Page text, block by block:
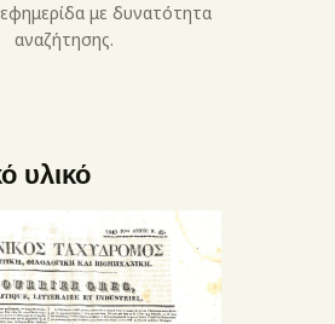
με δυνατότητα
αναζήτησης.
υλικό